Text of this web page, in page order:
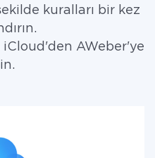
kuralları bir kez
AWeber'ye